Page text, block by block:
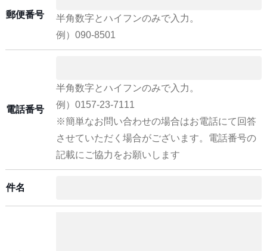
郵便番号
半角数字とハイフンのみで入力。
例）090-8501
電話番号
半角数字とハイフンのみで入力。
例）0157-23-7111
※簡単なお問い合わせの場合はお電話にて回答
させていただく場合がございます。電話番号の
記載にご協力をお願いします
件名